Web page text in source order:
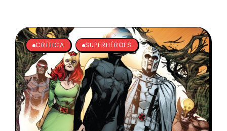
CRÍTICA SUPERHÉROES